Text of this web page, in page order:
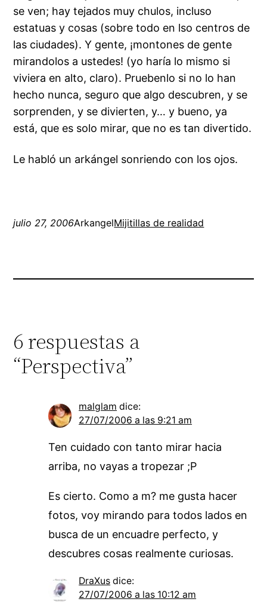
se ven; hay tejados muy chulos, incluso
estatuas y cosas (sobre todo en lso centros de
las ciudades). Y gente, ¡montones de gente
mirandolos a ustedes! (yo haría lo mismo si
viviera en alto, claro). Pruebenlo si no lo han
hecho nunca, seguro que algo descubren, y se
sorprenden, y se divierten, y… y bueno, ya
está, que es solo mirar, que no es tan divertido.
Le habló un arkángel sonriendo con los ojos.
julio 27, 2006ArkangelMijitillas de realidad
6 respuestas a
“Perspectiva”
malglam dice:
27/07/2006 a las 9:21 am
Ten cuidado con tanto mirar hacia
arriba, no vayas a tropezar ;P
Es cierto. Como a m? me gusta hacer
fotos, voy mirando para todos lados en
busca de un encuadre perfecto, y
descubres cosas realmente curiosas.
DraXus dice:
27/07/2006 a las 10:12 am